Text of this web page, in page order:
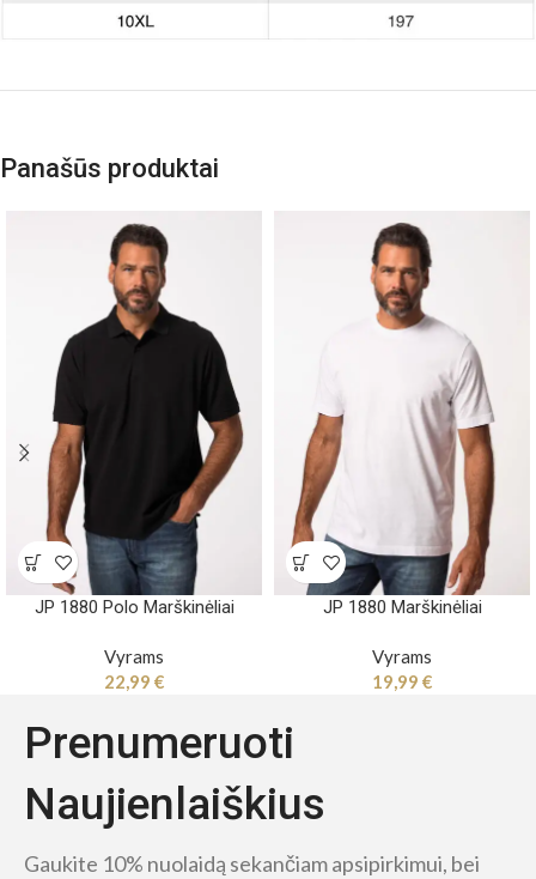
Panašūs produktai
JP 1880 Polo Marškinėliai
Vyrams
22,99 €
JP 1880 Marškinėliai
Vyrams
19,99 €
Prenumeruoti
Naujienlaiškius
Gaukite 10% nuolaidą sekančiam apsipirkimui, bei